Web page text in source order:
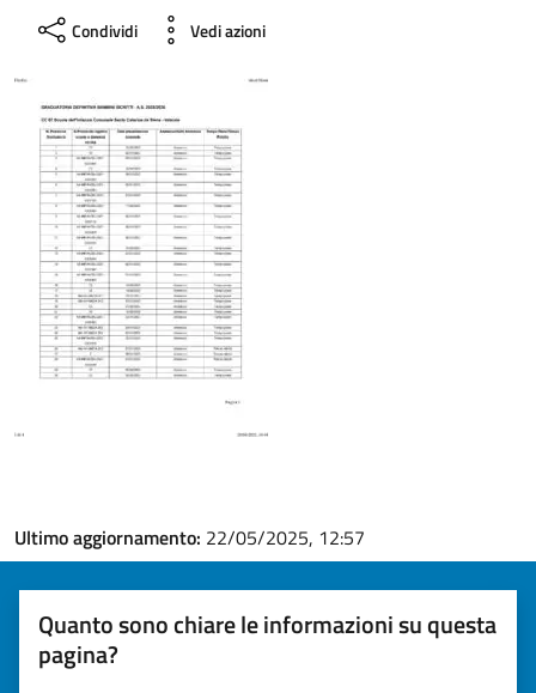
Condividi Vedi azioni
Ultimo aggiornamento: 22/05/2025, 12:57
Quanto sono chiare le informazioni su questa
pagina?